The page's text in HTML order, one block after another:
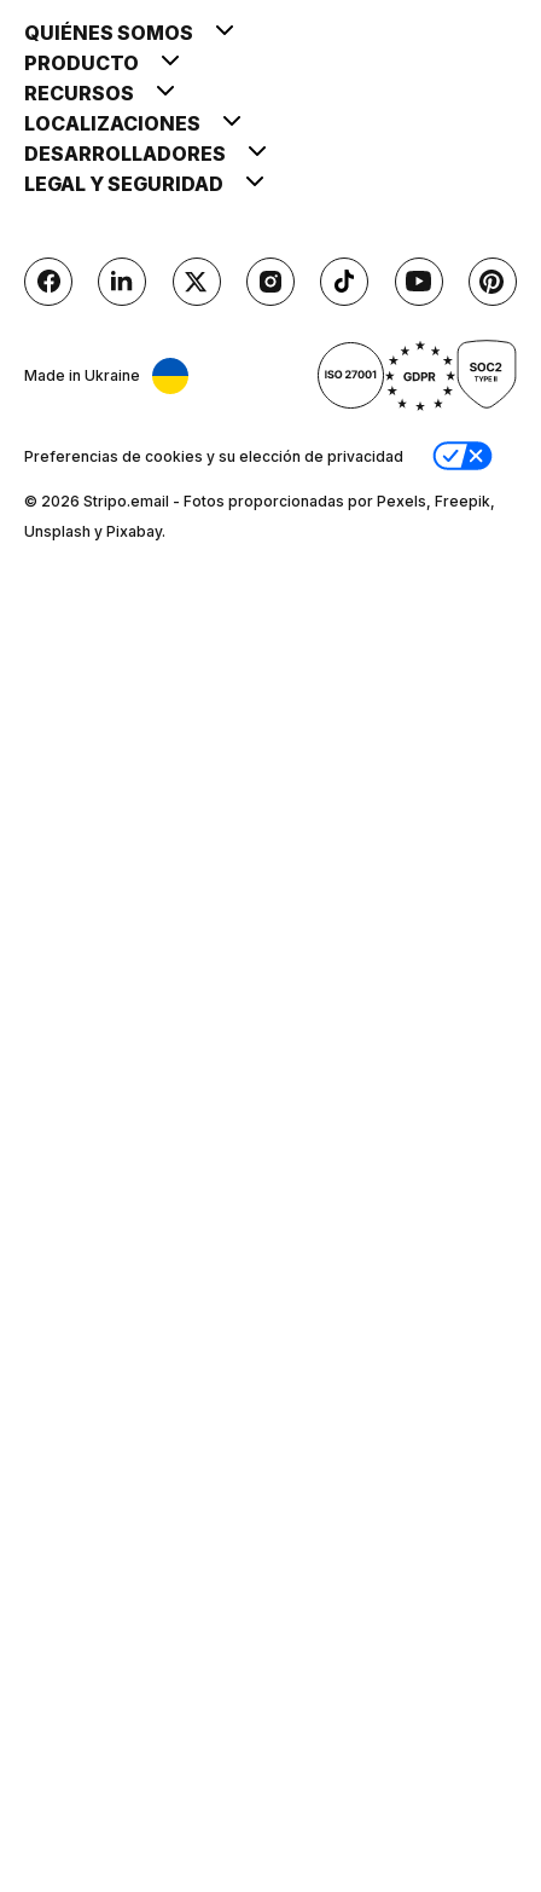
QUIÉNES SOMOS
PRODUCTO
RECURSOS
LOCALIZACIONES
DESARROLLADORES
LEGAL Y SEGURIDAD
Made in Ukraine
Preferencias de cookies y su elección de privacidad
© 2026 Stripо.email - Fotos proporcionadas por Pexels, Freepik,
Unsplash y Pixabay.